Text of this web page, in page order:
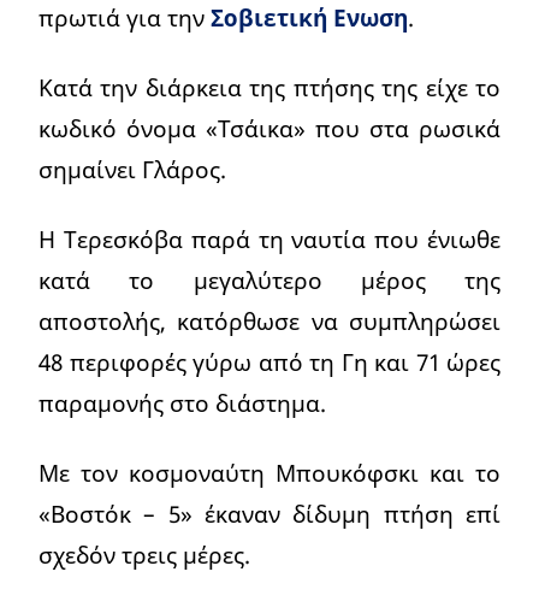
πρωτιά για τηνΣοβιετική Ενωση.
Κατά την διάρκεια της πτήσης της είχε το
κωδικό όνομα «Τσάικα» που στα ρωσικά
σημαίνει Γλάρος.
Η Τερεσκόβα παρά τη ναυτία που ένιωθε
κατά το μεγαλύτερο μέρος της
αποστολής, κατόρθωσε να συμπληρώσει
48 περιφορές γύρω από τη Γη και 71 ώρες
παραμονής στο διάστημα.
Με τον κοσμοναύτη Μπουκόφσκι και το
«Βοστόκ – 5» έκαναν δίδυμη πτήση επί
σχεδόν τρεις μέρες.